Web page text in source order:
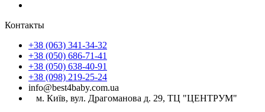
Контакты
+38 (063) 341-34-32
+38 (050) 686-71-41
+38 (050) 638-40-91
+38 (098) 219-25-24
info@best4baby.com.ua
м. Київ, вул. Драгоманова д. 29, ТЦ "ЦЕНТРУМ"